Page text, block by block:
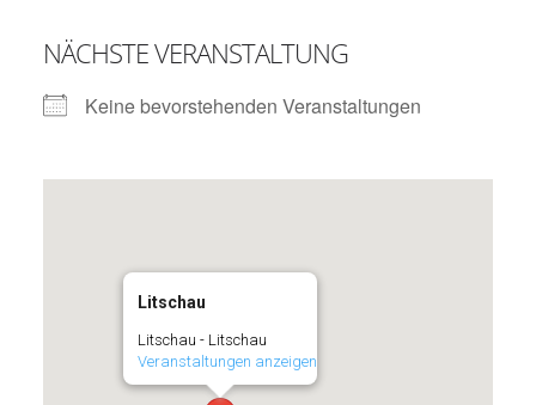
NÄCHSTE VERANSTALTUNG
Keine bevorstehenden Veranstaltungen
Litschau
Litschau - Litschau
Veranstaltungen anzeigen